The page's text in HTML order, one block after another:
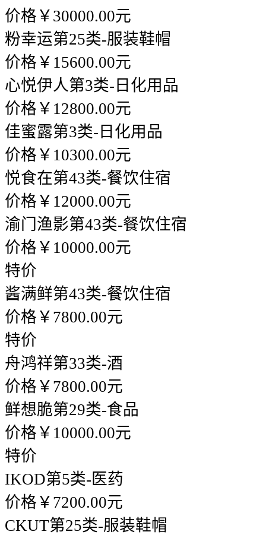
价格￥30000.00元
粉幸运第25类-服装鞋帽
价格￥15600.00元
心悦伊人第3类-日化用品
价格￥12800.00元
佳蜜露第3类-日化用品
价格￥10300.00元
悦食在第43类-餐饮住宿
价格￥12000.00元
渝门渔影第43类-餐饮住宿
价格￥10000.00元
特价
酱满鲜第43类-餐饮住宿
价格￥7800.00元
特价
舟鸿祥第33类-酒
价格￥7800.00元
鲜想脆第29类-食品
价格￥10000.00元
特价
IKOD第5类-医药
价格￥7200.00元
CKUT第25类-服装鞋帽